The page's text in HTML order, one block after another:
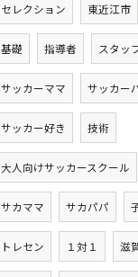
セレクション 東近江市
基礎 指導者 スタッ
サッカーママ サッカー
サッカー好き 技術
大人向けサッカースクール
サカママ サカパパ
トレセン １対１ 滋